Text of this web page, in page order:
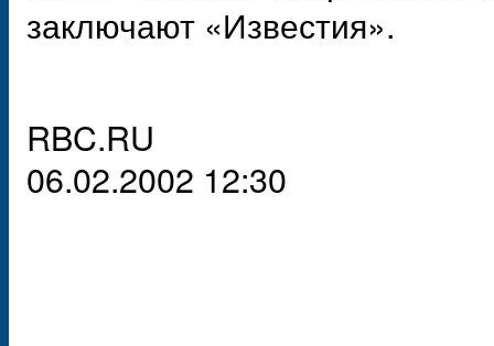
заключают «Известия».
RBC.RU
06.02.2002 12:30